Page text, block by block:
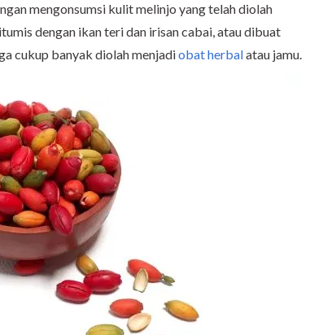
mengonsumsi kulit melinjo yang telah diolah
dengan ikan teri dan irisan cabai, atau dibuat
cukup banyak diolah menjadiobat herbalatau jamu.